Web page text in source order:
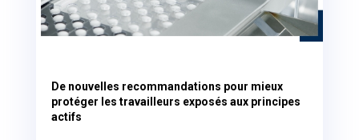
De nouvelles recommandations pour mieux
protéger les travailleurs exposés aux principes
actifs